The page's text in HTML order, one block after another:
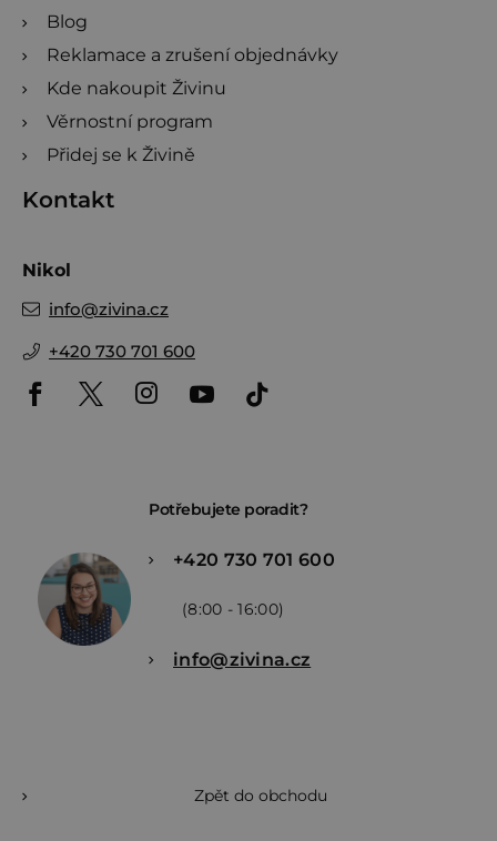
Blog
Reklamace a zrušení objednávky
Kde nakoupit Živinu
Věrnostní program
Přidej se k Živině
Kontakt
Nikol
info@zivina.cz
+420 730 701 600
Potřebujete poradit?
+420 730 701 600
(8:00 - 16:00)
info@zivina.cz
Zpět do obchodu